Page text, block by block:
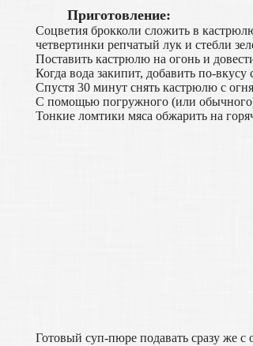
Приготовление:
Соцветия брокколи сложить в
четвертинки репчатый лук и стебли
Поставить кастрюлю на огонь и
Когда вода закипит, добавить по-
Спустя 30 минут снять кастрюлю с
С помощью погружного (или обычного)
Тонкие ломтики мяса обжарить на
Готовый суп-пюре подавать сразу же